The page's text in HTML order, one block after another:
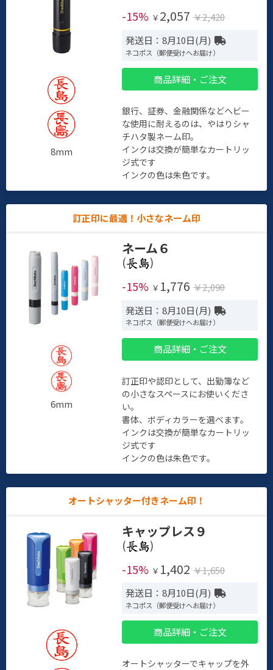
8mm
-15% ￥ 2,057 ￥2,420
発送日：8月10日(月)
ネコポス（郵便受けへお届け）
商品詳細・ご注文
銀行、証券、金融関係などヘビー
な使用に耐えるのは、やはりシャ
チハタ製ネーム印。
インクは交換が簡単なカートリッ
ジ式です
インクの色は朱色です。
訂正印に最適！小さなネーム印
6mm
ネーム６
(
)
-15% ￥ 1,776 ￥2,090
発送日：8月10日(月)
ネコポス（郵便受けへお届け）
商品詳細・ご注文
訂正印や認印として、出勤簿など
の小さなスペースにお使いくださ
い。
書体、ボディカラーを選べます。
インクは交換が簡単なカートリッ
ジ式です
インクの色は朱色です。
オートシャッター付きネーム印！
キャップレス９
(
)
-15% ￥ 1,402 ￥1,650
発送日：8月10日(月)
ネコポス（郵便受けへお届け）
商品詳細・ご注文
オートシャッターでキャップを外